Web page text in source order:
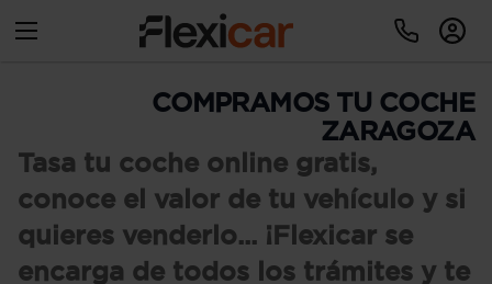
COMPRAMOS TU COCHE
ZARAGOZA
Tasa tu coche online gratis,
conoce el valor de tu vehículo y si
quieres venderlo... ¡Flexicar se
encarga de todos los trámites y te